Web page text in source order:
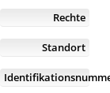
Rechte
Standort